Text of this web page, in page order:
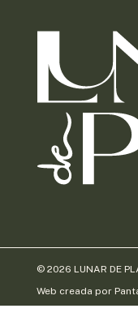
© 2026 LUNAR DE
Web creada por